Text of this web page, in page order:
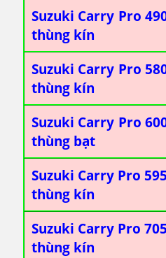
Suzuki Carry Pro
thùng kín
Suzuki Carry Pro
thùng kín
Suzuki Carry Pro
thùng bạt
Suzuki Carry Pro
thùng kín
Suzuki Carry Pro
thùng kín